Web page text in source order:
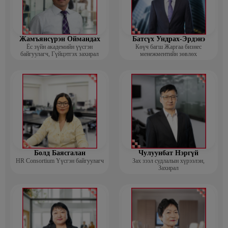
Жамъянсүрэн Оймандах
Ёс зүйн академийн үүсгэн
байгуулагч, Гүйцэтгэх захирал
Батсүх Ундрах-Эрдэнэ
Көүч багш Жаргаа бизнес
менежментийн зөвлөх
Болд Баясгалан
HR Consortium Үүсгэн байгуулагч
Чулуунбат Нэргүй
Зах зээл судлалын хүрээлэн,
Захирал